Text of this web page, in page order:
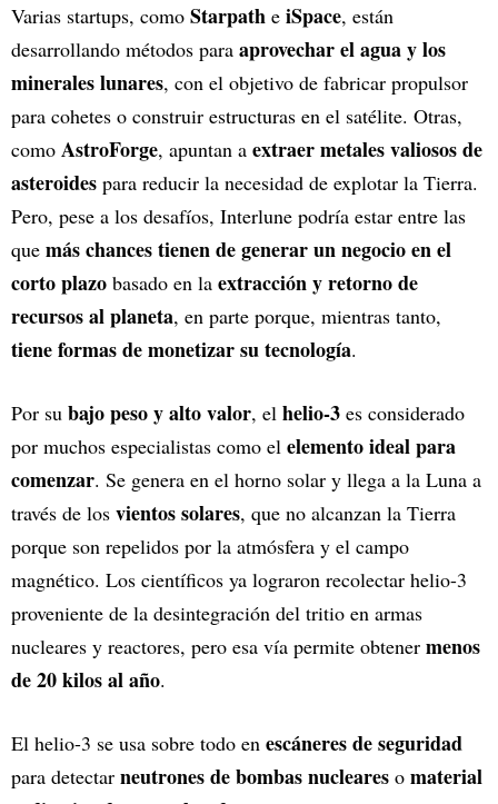
Varias startups, como Starpath e iSpace, están
desarrollando métodos para aprovechar el agua y los
minerales lunares, con el objetivo de fabricar propulsor
para cohetes o construir estructuras en el satélite. Otras,
como AstroForge, apuntan a extraer metales valiosos de
asteroides para reducir la necesidad de explotar la Tierra.
Pero, pese a los desafíos, Interlune podría estar entre las
que más chances tienen de generar un negocio en el
corto plazo basado en la extracción y retorno de
recursos al planeta, en parte porque, mientras tanto,
tiene formas de monetizar su tecnología.
Por su bajo peso y alto valor, el helio-3 es considerado
por muchos especialistas como el elemento ideal para
comenzar. Se genera en el horno solar y llega a la Luna a
través de los vientos solares, que no alcanzan la Tierra
porque son repelidos por la atmósfera y el campo
magnético. Los científicos ya lograron recolectar helio-3
proveniente de la desintegración del tritio en armas
nucleares y reactores, pero esa vía permite obtener menos
de 20 kilos al año.
El helio-3 se usa sobre todo en escáneres de seguridad
para detectar neutrones de bombas nucleares o material